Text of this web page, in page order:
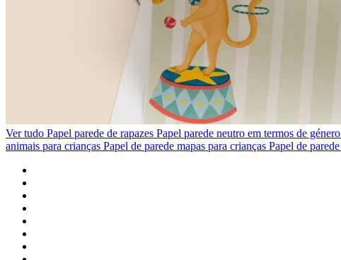
Ver tudo Papel parede de rapazes Papel parede neutro em termos de género
animais para crianças Papel de parede mapas para crianças Papel de